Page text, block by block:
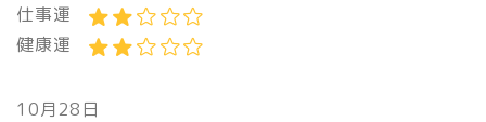
仕事運
健康運
10月28日